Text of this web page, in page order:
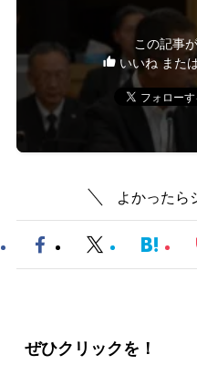
この記事
いいね また
よかったら
ぜひクリックを！